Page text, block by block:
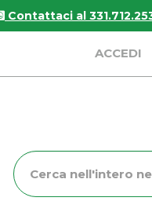
Contattaci al
ACCEDI
Cerca
Prodotto